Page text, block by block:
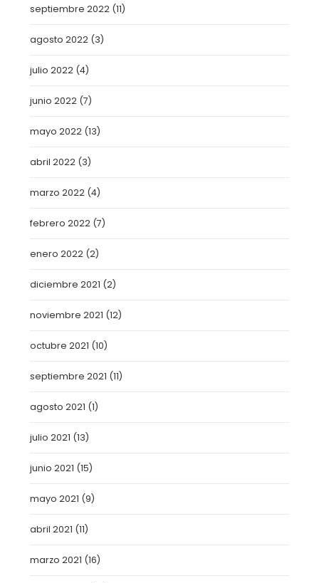
septiembre 2022 (11)
agosto 2022 (3)
julio 2022 (4)
junio 2022 (7)
mayo 2022 (13)
abril 2022 (3)
marzo 2022 (4)
febrero 2022 (7)
enero 2022 (2)
diciembre 2021 (2)
noviembre 2021 (12)
octubre 2021 (10)
septiembre 2021 (11)
agosto 2021 (1)
julio 2021 (13)
junio 2021 (15)
mayo 2021 (9)
abril 2021 (11)
marzo 2021 (16)